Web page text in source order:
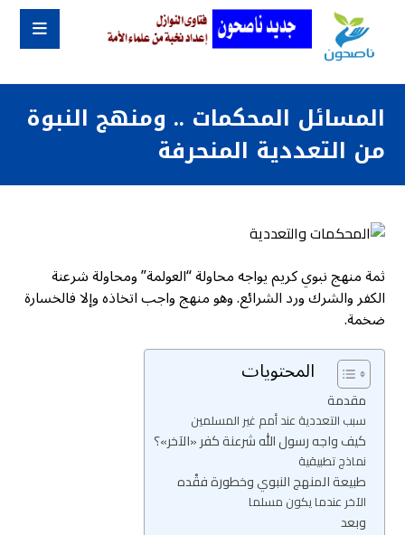
المسائل المحكمات .. ومنهج النبوة
من التعددية المنحرفة
ثمة منهج نبوي كريم يواجه محاولة “العولمة” ومحاولة شرعنة
الكفر والشرك ورد الشرائع. وهو منهج واجب اتخاذه وإلا فالخسارة
ضخمة.
المحتويات
مقدمة
سبب التعددية عند أمم غير المسلمين
كيف واجه رسول الله شرعنة كفر «الآخر»؟
نماذج تطبيقية
طبيعة المنهج النبوي وخطورة فقْده
الآخر عندما يكون مسلما
وبعد